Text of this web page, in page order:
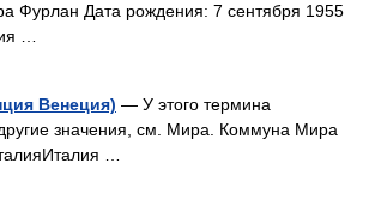
Фурлан Дата рождения: 7 сентября 1955
…
Венеция) — У этого термина
значения, см. Мира. Коммуна Мира
…